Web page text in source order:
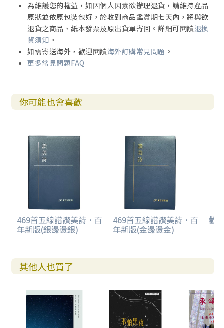
為維護您的權益，如因個人因素欲辦理退貨，請維持產品
原狀並依原包裝包好，於收到商品鑑賞期七天內，將與欲
退貨之商品、紙本發票及原出貨單寄回。詳細可閱讀退換
貨須知 。
如需寄送海外，歡迎閱讀海外訂購常見問題 。
更多常見問題FAQ
你可能也會喜歡
469首五線譜讚美詩．百
年新版(銀邊燙銀)
469首五線譜讚美詩．百
年新版(金邊燙金)
歡
其他人也買了